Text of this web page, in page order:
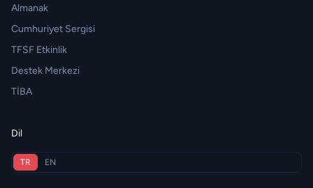
Almanak
Cumhuriyet Sergisi
TFSF Etkinlik
Destek Merkezi
TİBA
Dil
TR EN